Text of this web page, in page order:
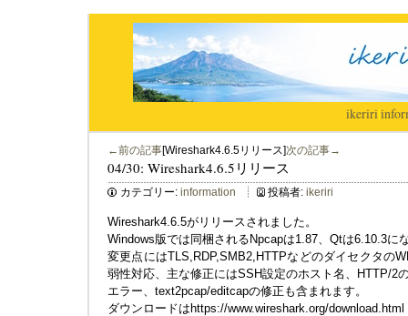
ikeriri|
←前の記事[Wireshark4.6.5リリース]次の記事→
04/30: Wireshark4.6.5リリース
カテゴリー: information 投稿者: ikeriri
Wireshark4.6.5がリリースされました。
Windows版では同梱されるNpcapは1.87、Qtは6.10.3に
変更点にはTLS,RDP,SMB2,HTTPなどのダイセクタの
弱性対応、主な修正にはSSH設定のホスト名、HTTP/2
エラー、text2pcap/editcapの修正も含まれます。
ダウンロードはhttps://www.wireshark.org/download.html